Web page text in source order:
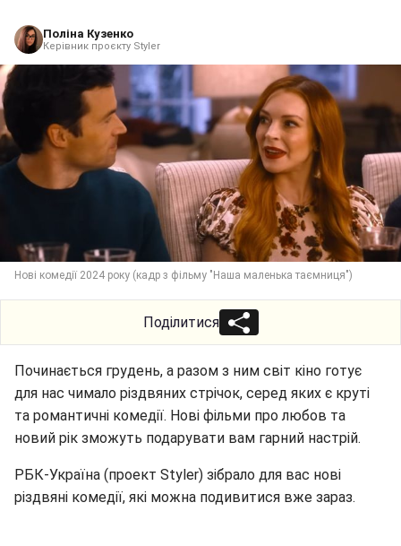
Поліна Кузенко
Керівник проєкту Styler
Нові комедії 2024 року (кадр з фільму "Наша маленька таємниця")
Поділитися
Починається грудень, а разом з ним світ кіно готує
для нас чимало різдвяних стрічок, серед яких є круті
та романтичні комедії. Нові фільми про любов та
новий рік зможуть подарувати вам гарний настрій.
РБК-Україна (проект Styler) зібрало для вас нові
різдвяні комедії, які можна подивитися вже зараз.